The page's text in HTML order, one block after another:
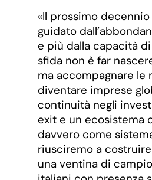
«Il prossimo
guidato
e più dalla capacità
sfida non è far
ma accompagnare le
diventare imprese
continuità negli
exit e un ecosistema
davvero come
riusciremo a
una ventina di